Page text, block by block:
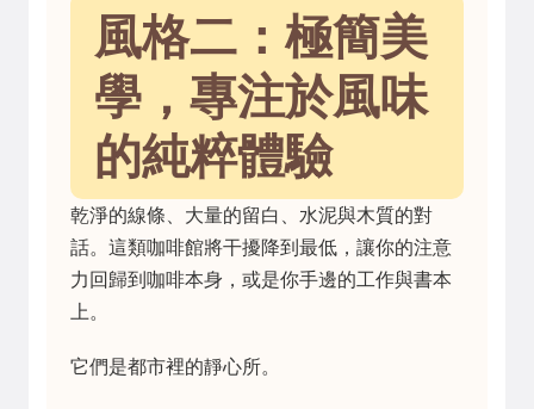
風格二：極簡美
學，專注於風味
的純粹體驗
乾淨的線條、大量的留白、水泥與木質的對
話。這類咖啡館將干擾降到最低，讓你的注意
力回歸到咖啡本身，或是你手邊的工作與書本
上。
它們是都市裡的靜心所。